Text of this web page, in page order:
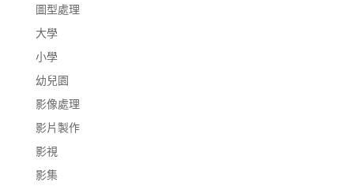
圖型處理
大學
小學
幼兒園
影像處理
影片製作
影視
影集